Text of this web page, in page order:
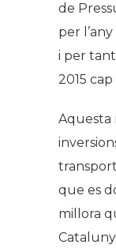
de
per
i per
2015
Aquesta
que es
millora